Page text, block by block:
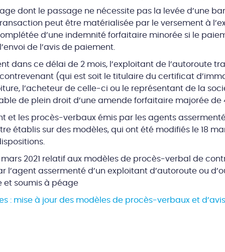
dont le passage ne nécessite pas la levée d’une
peut être matérialisée par le versement à
d’une indemnité forfaitaire minorée si le
de l’avis de paiement.
dans ce délai de 2 mois, l’exploitant de l’autoroute
(qui est soit le titulaire du certificat
l’acheteur de celle-ci ou le représentant de la
de plein droit d’une amende forfaitaire majorée de
et les procès-verbaux émis par les agents
établis sur des modèles, qui ont été modifiés le 18
mars 2021 relatif aux modèles de procès-verbal de
l’agent assermenté d’un exploitant d’autoroute ou
soumis à péage
: mise à jour des modèles de procès-verbaux et